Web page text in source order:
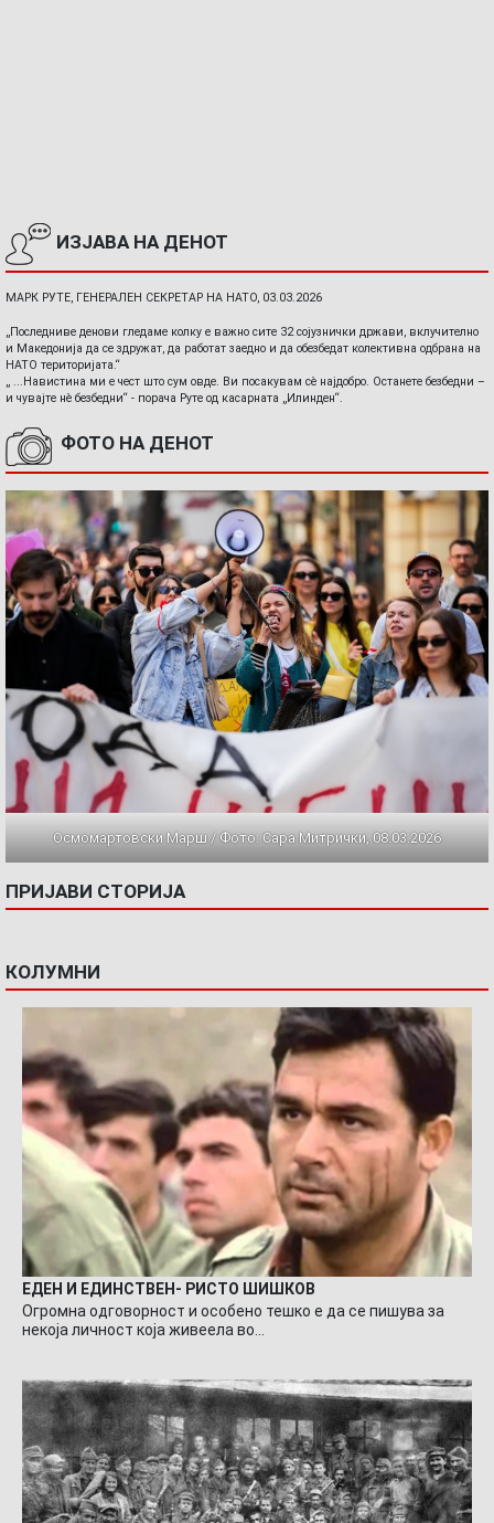
ИЗЈАВА НА ДЕНОТ
МАРК РУТЕ, ГЕНЕРАЛЕН СЕКРЕТАР НА НАТО, 03.03.2026
„Последниве денови гледаме колку е важно сите 32 сојузнички држави, вклучително
и Македонија да се здружат, да работат заедно и да обезбедат колективна одбрана на
НАТО територијата.“
„ ...Навистина ми е чест што сум овде. Ви посакувам сè најдобро. Останете безбедни –
и чувајте нè безбедни“ - порача Руте од касарната „Илинден“.
ФОТО НА ДЕНОТ
Осмомартовски Марш / Фото: Сара Митрички, 08.03.2026
ПРИЈАВИ СТОРИЈА
КОЛУМНИ
ЕДЕН И ЕДИНСТВЕН- РИСТО ШИШКОВ
Огромна одговорност и особено тешко е да се пишува за
некоја личност која живеела во…